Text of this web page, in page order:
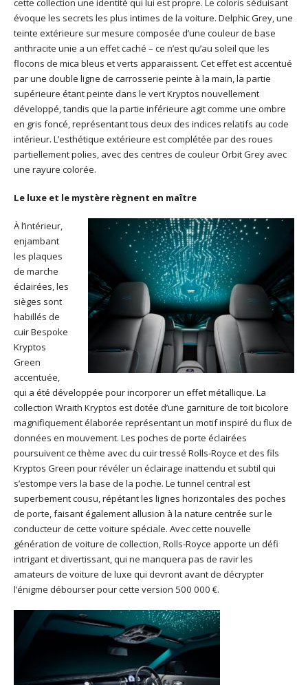
cette collection une identité qui lui est propre. Le coloris séduisant
évoque les secrets les plus intimes de la voiture. Delphic Grey, une
teinte extérieure sur mesure composée d’une couleur de base
anthracite unie a un effet caché – ce n’est qu’au soleil que les
flocons de mica bleus et verts apparaissent. Cet effet est accentué
par une double ligne de carrosserie peinte à la main, la partie
supérieure étant peinte dans le vert Kryptos nouvellement
développé, tandis que la partie inférieure agit comme une ombre
en gris foncé, représentant tous deux des indices relatifs au code
intérieur. L’esthétique extérieure est complétée par des roues
partiellement polies, avec des centres de couleur Orbit Grey avec
une rayure colorée.
Le luxe et le mystère règnent en maître
À l’intérieur,
enjambant
les plaques
de marche
éclairées, les
sièges sont
habillés de
cuir Bespoke
Kryptos
Green
accentuée,
qui a été développée pour incorporer un effet métallique. La
collection Wraith Kryptos est dotée d’une garniture de toit bicolore
magnifiquement élaborée représentant un motif inspiré du flux de
données en mouvement. Les poches de porte éclairées
poursuivent ce thème avec du cuir tressé Rolls-Royce et des fils
Kryptos Green pour révéler un éclairage inattendu et subtil qui
s’estompe vers la base de la poche. Le tunnel central est
superbement cousu, répétant les lignes horizontales des poches
de porte, faisant également allusion à la nature centrée sur le
conducteur de cette voiture spéciale. Avec cette nouvelle
génération de voiture de collection, Rolls-Royce apporte un défi
intrigant et divertissant, qui ne manquera pas de ravir les
amateurs de voiture de luxe qui devront avant de décrypter
l’énigme débourser pour cette version 500 000 €.